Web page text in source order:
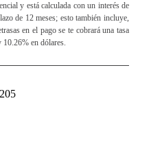
y está calculada con un interés de
de 12 meses; esto también incluye,
en el pago se te cobrará una tasa
10.26% en dólares.